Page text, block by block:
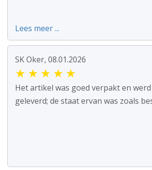
Lees meer ...
SK Oker, 08.01.2026
★ ★ ★ ★ ★
Het artikel was goed verpakt en
geleverd; de staat ervan was zoals